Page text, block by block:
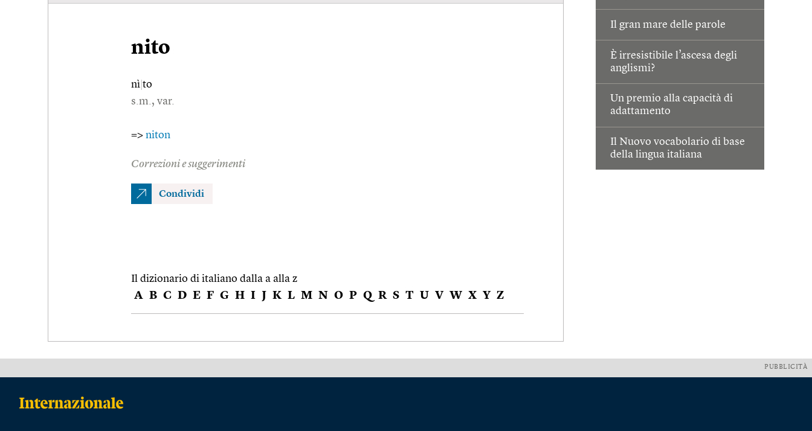
Il gran mare delle parole
È irresistibile l’ascesa degli
anglismi?
Un premio alla capacità di
adattamento
Il Nuovo vocabolario di base
della lingua italiana
nito
nì to
s.m., var.
=> niton
Correzioni e suggerimenti
Condividi
Il dizionario di italiano dalla a alla z
A B C D E F G H I J K L M N O P Q R S T U V W X Y Z
PUBBLICITÀ